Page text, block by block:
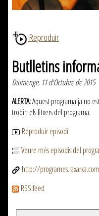
Reproduir
Butlletins
Diumenge, 11 d'Octubre de 2015
ALERTA:Aquest programa ja no
trobin els fitxers del programa.
Reproduir episodi
Veure més episodis del
http://
RSS feed